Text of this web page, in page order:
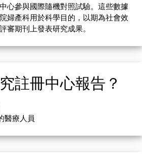
心參與國際隨機對照試驗。這些數據
婦產科用於科學目的，以期為社會效
審期刊上發表研究成果。
註冊中心報告？
醫療人員